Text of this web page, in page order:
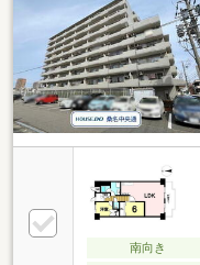
南向き